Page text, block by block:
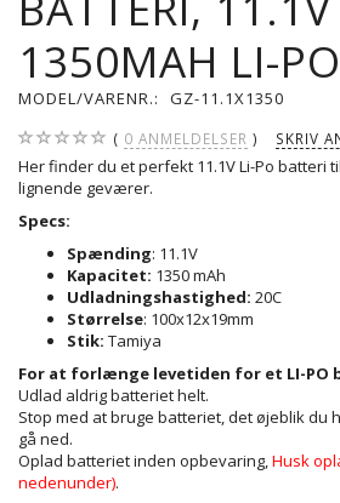
1350MAH LI-
MODEL/VARENR.: GZ-11.1X1350
0 ANMELDELSER SKRIV
Her finder du et perfekt 11.1V Li-Po batteri
lignende geværer.
Specs:
Spænding: 11.1V
Kapacitet: 1350 mAh
Udladningshastighed: 20C
Størrelse: 100x12x19mm
Stik: Tamiya
For at forlænge levetiden for et LI-PO
Udlad aldrig batteriet helt.
Stop med at bruge batteriet, det øjeblik du
gå ned.
Oplad batteriet inden opbevaring,Husk
nedenunder).